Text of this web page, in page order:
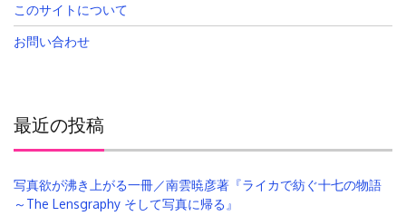
このサイトについて
お問い合わせ
最近の投稿
写真欲が沸き上がる一冊／南雲暁彦著『ライカで紡ぐ十七の物語
～The Lensgraphy そして写真に帰る』